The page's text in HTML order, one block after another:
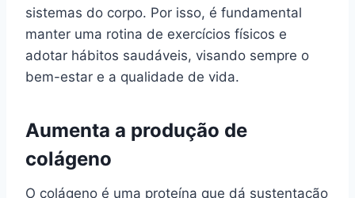
sistemas do corpo. Por isso, é fundamental
manter uma rotina de exercícios físicos e
adotar hábitos saudáveis, visando sempre o
bem-estar e a qualidade de vida.
Aumenta a produção de
colágeno
O colágeno é uma proteína que dá sustentação